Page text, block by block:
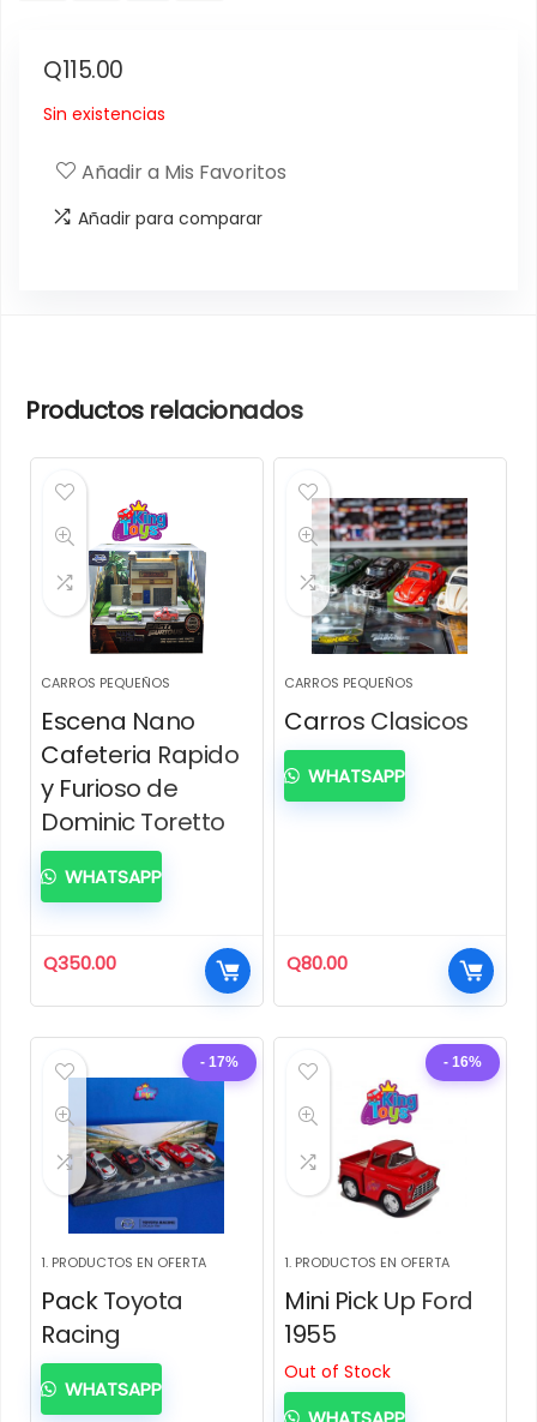
Q115.00
Sin existencias
Añadir a Mis Favoritos
Añadir para comparar
Productos relacionados
CARROS PEQUEÑOS
Escena Nano
Cafeteria Rapido
y Furioso de
Dominic Toretto
Q350.00
WHATSAPP
CARROS PEQUEÑOS
Carros Clasicos
Q80.00
WHATSAPP
- 17%
1. PRODUCTOS EN OFERTA
Pack Toyota
Racing
WHATSAPP
- 16%
1. PRODUCTOS EN OFERTA
Mini Pick Up Ford
1955
Out of Stock